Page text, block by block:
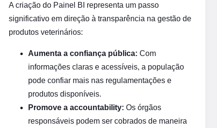
A criação do Painel BI representa um passo
significativo em direção à transparência na gestão de
produtos veterinários:
Aumenta a confiança pública: Com
informações claras e acessíveis, a população
pode confiar mais nas regulamentações e
produtos disponíveis.
Promove a accountability: Os órgãos
responsáveis podem ser cobrados de maneira